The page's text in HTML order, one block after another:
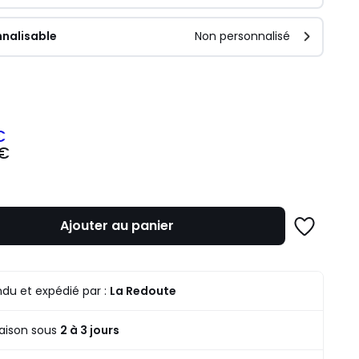
Non personnalisé
Ajouter au panier
Ajouter
et expédié par : La Redoute
sous 2 à 3 jours